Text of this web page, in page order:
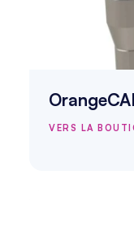
VERS LA